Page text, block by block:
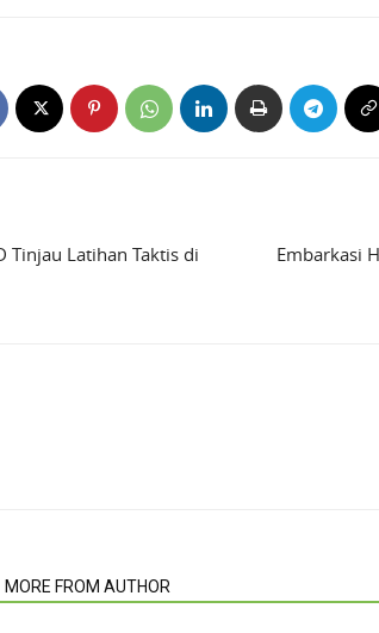
Tinjau Latihan Taktis di
Embarkasi
MORE FROM AUTHOR